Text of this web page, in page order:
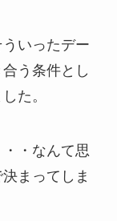
いったデー
う条件とし
た。
・なんて思
まってしま